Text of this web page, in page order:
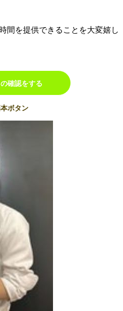
間を提供できることを大変嬉し
確認をする
ボタン